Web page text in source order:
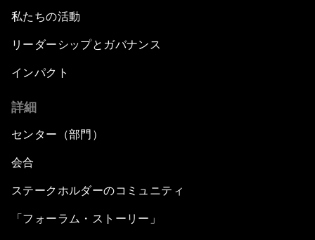
私たちの活動
リーダーシップとガバナンス
インパクト
詳細
センター（部門）
会合
ステークホルダーのコミュニティ
「フォーラム・ストーリー」